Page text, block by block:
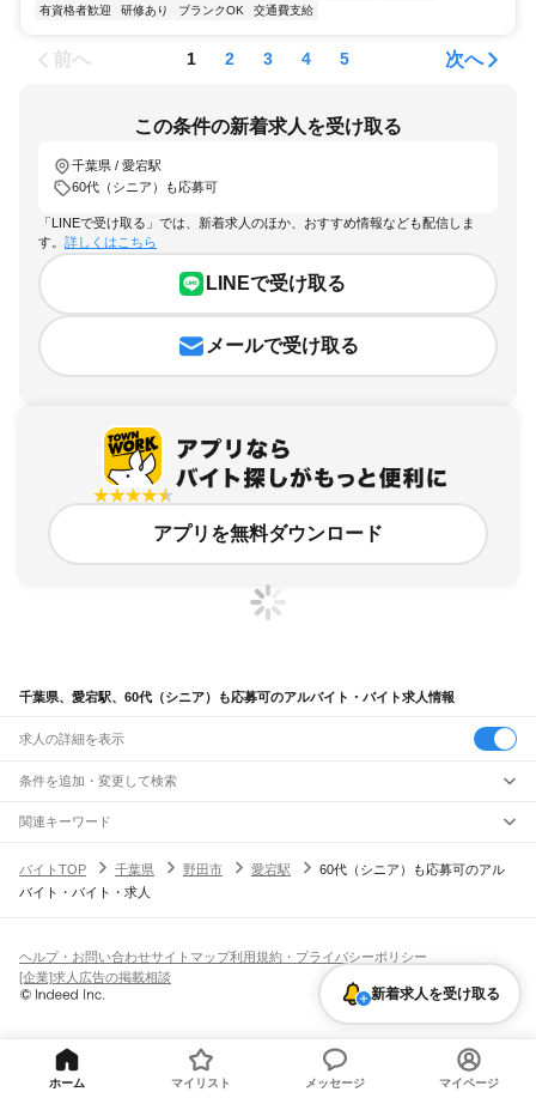
有資格者歓迎
研修あり ブランクOK 交通費支給
前へ 1 2 3 4 5 次へ
この条件の新着求人を受け取る
千葉県 / 愛宕駅
60代（シニア）も応募可
「LINEで受け取る」では、新着求人のほか、おすすめ情報なども配信しま
す。 詳しくはこちら
LINEで受け取る
メールで受け取る
アプリを無料ダウンロード
千葉県、愛宕駅、60代（シニア）も応募可のアルバイト・バイト求人情報
求人の詳細を表示
条件を追加・変更して検索
市区町村を追加・変更
千葉県すべて
千葉市 すべて
旭市習志野市柏市勝浦市市原市流山市八千代市我孫子市鴨川市鎌ケ谷市
君津市富津市浦安市 印西市 白井市 富里市
南房総市
匝瑳市香取市 印旛郡 香取郡山武郡 長生郡夷隅郡
駅を追加・変更
JR中央・総武線
市川駅本八幡駅下総中山駅 東船橋駅 津田沼駅
新検見川駅
市川駅
稲毛駅 都賀駅四街道駅
佐倉駅
南酒々井駅
日向駅 横芝駅飯倉駅 干潟駅
飯岡駅倉橋駅 松岸駅 銚子駅
職種を追加・変更
飲食・フードサービスすべて
ホールスタッフキッチンスタッフ 皿洗い・洗い場精肉・鮮魚加工
パン屋（ベーカリー）
バー（BAR）・バーテンダー
飲食店（店長・マネージャー）
営業・販売
営業テレフォンアポインター（テレアポ） ルートセールス
フードカウンター販売員
アパレル 家電量販店・携帯販売（携帯ショップ）
人気
日払いOK高校生歓迎 髪型・髪色自由ひげOKネイルOK
留学生・外国人活躍中
短期 単発・1日OK
期間限定（春夏冬休み等）
シフト
雇用形態を追加・変更
契約社員
派遣社員
関連キーワード
バイトTOP
千葉県 野田市 愛宕駅
60代（シニア）も応募可のアル
バイト・バイト・求人
新着求人を受け取る
ヘルプ・お問い合わせサイトマップ利用規約・プライバシーポリシー
[企業]求人広告の掲載相談
ホーム マイリスト メッセージ マイページ